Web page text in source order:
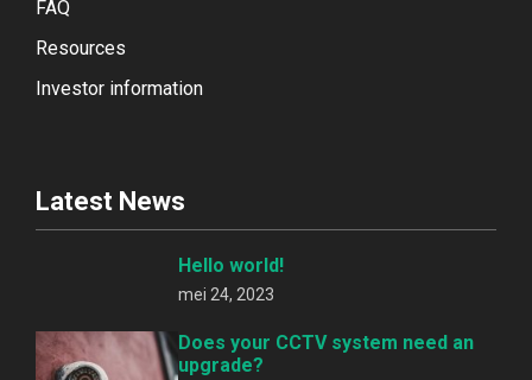
FAQ
Resources
Investor information
Latest News
Hello world!
mei 24, 2023
Does your CCTV system need an
upgrade?